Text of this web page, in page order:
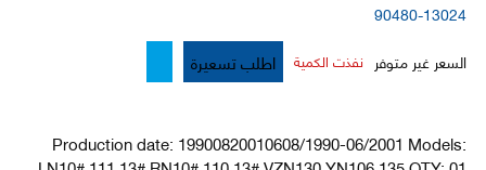
90480-13024
السعر غير متوفر نفذت الكمية اطلب تسعيرة
Production date: 19900820010608/1990-06/2001 Models: